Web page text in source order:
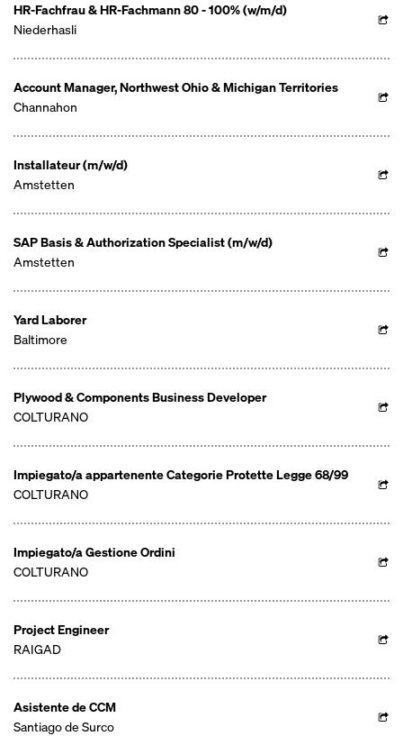
HR-Fachfrau & HR-Fachmann 80 - 100% (w/m/d)
Niederhasli
Account Manager, Northwest Ohio & Michigan Territories
Channahon
Installateur (m/w/d)
Amstetten
SAP Basis & Authorization Specialist (m/w/d)
Amstetten
Yard Laborer
Baltimore
Plywood & Components Business Developer
COLTURANO
Impiegato/a appartenente Categorie Protette Legge 68/99
COLTURANO
Impiegato/a Gestione Ordini
COLTURANO
Project Engineer
RAIGAD
Asistente de CCM
Santiago de Surco